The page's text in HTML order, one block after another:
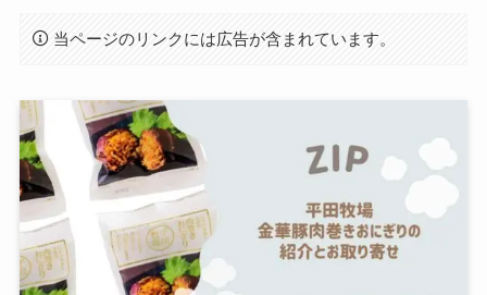
当ページのリンクには広告が含まれています。